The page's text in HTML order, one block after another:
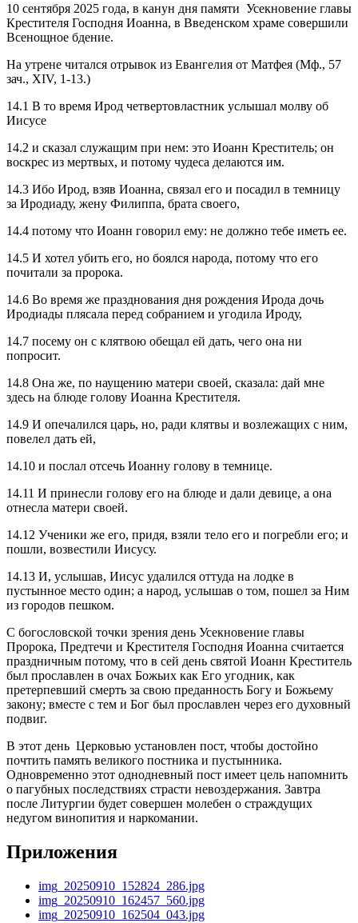
10 сентября 2025 года, в канун дня памяти Усекновение главы
Крестителя Господня Иоанна, в Введенском храме совершили
Всенощное бдение.
На утрене читался отрывок из Евангелия от Матфея (Мф., 57
зач., XIV, 1-13.)
14.1 В то время Ирод четвертовластник услышал молву об
Иисусе
14.2 и сказал служащим при нем: это Иоанн Креститель; он
воскрес из мертвых, и потому чудеса делаются им.
14.3 Ибо Ирод, взяв Иоанна, связал его и посадил в темницу
за Иродиаду, жену Филиппа, брата своего,
14.4 потому что Иоанн говорил ему: не должно тебе иметь ее.
14.5 И хотел убить его, но боялся народа, потому что его
почитали за пророка.
14.6 Во время же празднования дня рождения Ирода дочь
Иродиады плясала перед собранием и угодила Ироду,
14.7 посему он с клятвою обещал ей дать, чего она ни
попросит.
14.8 Она же, по наущению матери своей, сказала: дай мне
здесь на блюде голову Иоанна Крестителя.
14.9 И опечалился царь, но, ради клятвы и возлежащих с ним,
повелел дать ей,
14.10 и послал отсечь Иоанну голову в темнице.
14.11 И принесли голову его на блюде и дали девице, а она
отнесла матери своей.
14.12 Ученики же его, придя, взяли тело его и погребли его; и
пошли, возвестили Иисусу.
14.13 И, услышав, Иисус удалился оттуда на лодке в
пустынное место один; а народ, услышав о том, пошел за Ним
из городов пешком.
С богословской точки зрения день Усекновение главы
Пророка, Предтечи и Крестителя Господня Иоанна считается
праздничным потому, что в сей день святой Иоанн Креститель
был прославлен в очах Божьих как Его угодник, как
претерпевший смерть за свою преданность Богу и Божьему
закону; вместе с тем и Бог был прославлен через его духовный
подвиг.
В этот день Церковью установлен пост, чтобы достойно
почтить память великого постника и пустынника.
Одновременно этот однодневный пост имеет цель напомнить
о пагубных последствиях страсти невоздержания. Завтра
после Литургии будет совершен молебен о страждущих
недугом винопития и наркомании.
Приложения
img_20250910_152824_286.jpg
img_20250910_162457_560.jpg
img_20250910_162504_043.jpg